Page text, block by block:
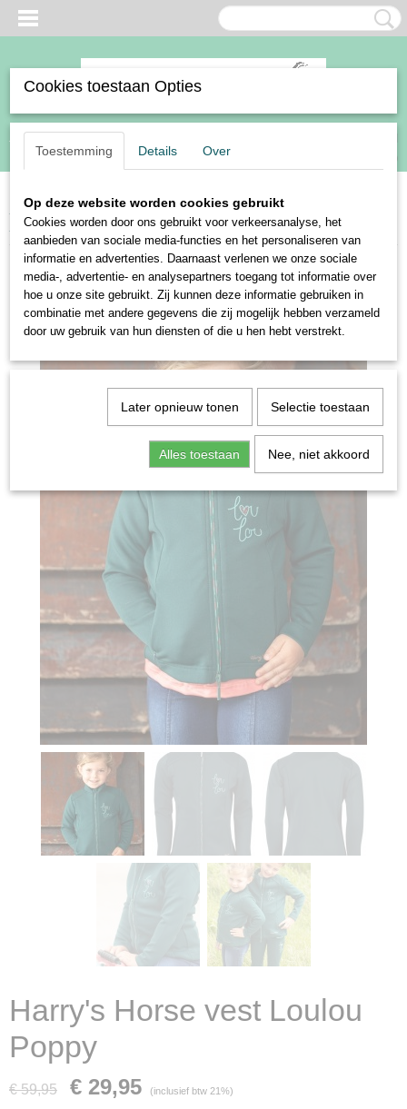
Inloggen Registreren
(0)
Home>Ruiter>Kleding>Vesten, truien, bodywarmers & overige
Harry's Horse vest Loulou Poppy
Harry's Horse vest Loulou
Poppy
€ 59,95 € 29,95 (inclusief btw 21%)
Cookies toestaan Opties
Toestemming Details Over
Op deze website worden cookies gebruikt
Cookies worden door ons gebruikt voor verkeersanalyse, het
aanbieden van sociale media-functies en het personaliseren van
informatie en advertenties. Daarnaast verlenen we onze sociale
media-, advertentie- en analysepartners toegang tot informatie over
hoe u onze site gebruikt. Zij kunnen deze informatie gebruiken in
combinatie met andere gegevens die zij mogelijk hebben verzameld
door uw gebruik van hun diensten of die u hen hebt verstrekt.
Later opnieuw tonen Selectie toestaan
Alles toestaan Nee, niet akkoord